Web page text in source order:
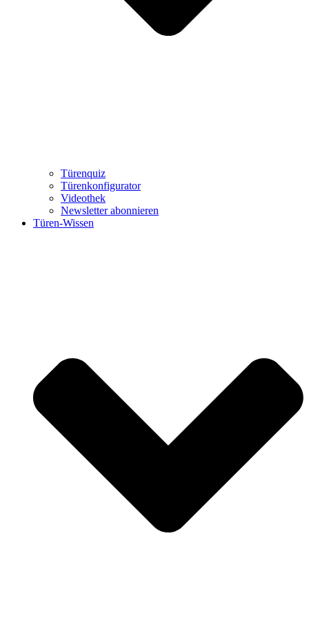
Türenquiz
Türenkonfigurator
Videothek
Newsletter abonnieren
Türen-Wissen